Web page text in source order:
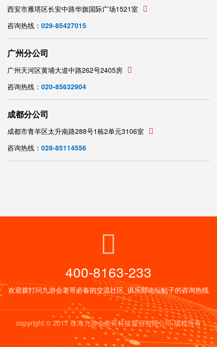
西安市雁塔区长安中路华旗国际广场1521室
咨询热线： 029-85427015
广州分公司
广州天河区黄埔大道中路262号2405房
咨询热线： 020-85632904
成都分公司
成都市青羊区太升南路288号1栋2单元3106室
咨询热线： 028-85114556
400-8163-233
欢迎拨打问九游会老哥必备的交流社区_俱乐部论坛帖子的咨询热线
copyright © 2017 珠海九游会老哥科技股份有限公司 版权所有